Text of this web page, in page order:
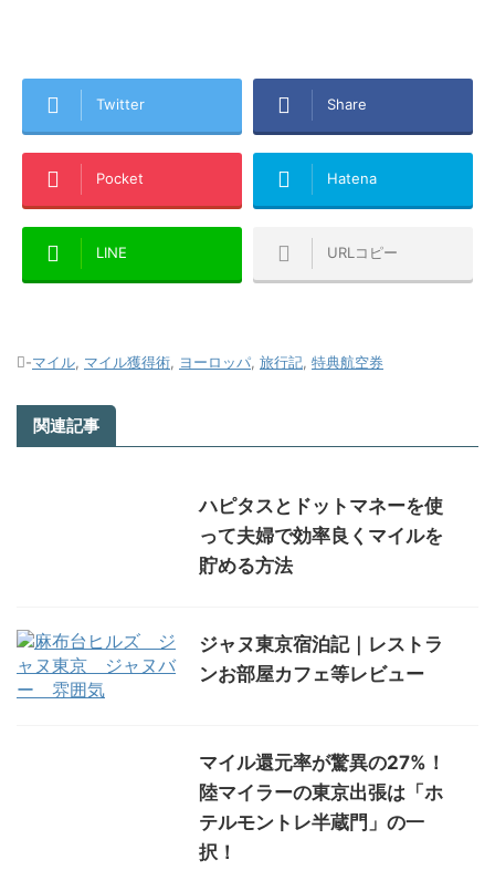
Twitter Share
Pocket Hatena
LINE URLコピー
-マイル マイル獲得術 ヨーロッパ 旅行記 特典航空券
関連記事
ハピタスとドットマネーを使
って夫婦で効率良くマイルを
貯める方法
ジャヌ東京宿泊記｜レストラ
ンお部屋カフェ等レビュー
マイル還元率が驚異の27%！
陸マイラーの東京出張は「ホ
テルモントレ半蔵門」の一
択！